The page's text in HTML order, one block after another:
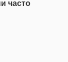
часто